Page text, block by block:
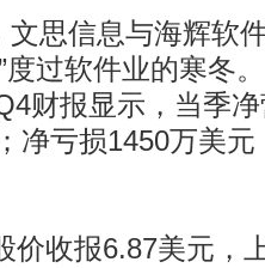
思信息与海辉软
度过软件业的寒冬
财报显示，当季
净亏损1450万美
收报6.87美元，